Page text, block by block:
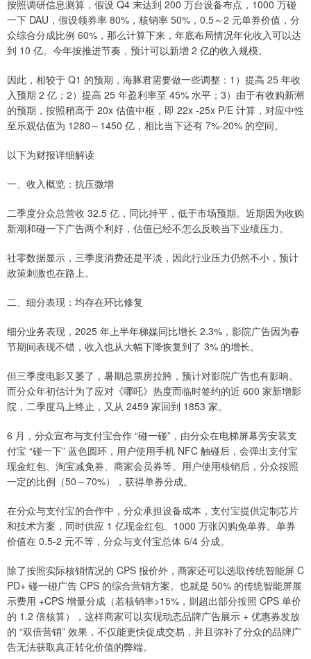
按照调研信息测算，假设 Q4 末达到 200 万台设备布点，1000 万碰
一下 DAU，假设领券率 80%，核销率 50%，0.5～2 元单券价值，分
众综合分成比例 60%，那么计算下来，年底布局情况年化收入可以达
到 10 亿。今年按推进节奏，预计可以新增 2 亿的收入规模。
因此，相较于 Q1 的预期，海豚君需要做一些调整：1）提高 25 年收
入预期 2 亿；2）提高 25 年盈利率至 45% 水平；3）由于有收购新潮
的预期，按照稍高于 20x 估值中枢，即 22x -25x P/E 计算，对应中性
至乐观估值为 1280～1450 亿，相比当下还有 7%-20% 的空间。
以下为财报详细解读
一、收入概览：抗压微增
二季度分众总营收 32.5 亿，同比持平，低于市场预期。近期因为收购
新潮和碰一下广告两个利好，估值已经不怎么反映当下业绩压力。
社零数据显示，三季度消费还是平淡，因此行业压力仍然不小，预计
政策刺激也在路上。
二、细分表现：均存在环比修复
细分业务表现，2025 年上半年梯媒同比增长 2.3%，影院广告因为春
节期间表现不错，收入也从大幅下降恢复到了 3% 的增长。
但三季度电影又萎了，暑期总票房拉胯，预计对影院广告也有影响。
而分众年初估计为了应对《哪吒》热度而临时签约的近 600 家新增影
院，二季度马上终止，又从 2459 家回到 1853 家。
6 月，分众宣布与支付宝合作 “碰一碰”，由分众在电梯屏幕旁安装支
付宝 “碰一下” 蓝色圆环，用户使用手机 NFC 触碰后，会弹出支付宝
现金红包、淘宝减免券、商家会员券等。用户使用核销后，分众按照
一定的比例（50～70%），获得单券分成。
在分众与支付宝的合作中，分众承担设备成本，支付宝提供定制芯片
和技术方案，同时供应 1 亿现金红包、1000 万张闪购免单券。单券
价值在 0.5-2 元不等，分众与支付宝总体 6/4 分成。
除了按照实际核销情况的 CPS 报价外，商家还可以选取传统智能屏 C
PD+ 碰一碰广告 CPS 的综合营销方案。也就是 50% 的传统智能屏展
示费用 +CPS 增量分成（若核销率>15%，则超出部分按照 CPS 单价
的 1.2 倍核算），这样商家可以实现动态品牌广告展示 + 优惠券发放
的 “双倍营销” 效果，不仅能更快促成交易，并且弥补了分众的品牌广
告无法获取真正转化价值的弊端。